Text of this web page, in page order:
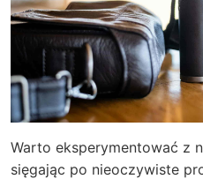
Warto eksperymentować z
sięgając po nieoczywiste